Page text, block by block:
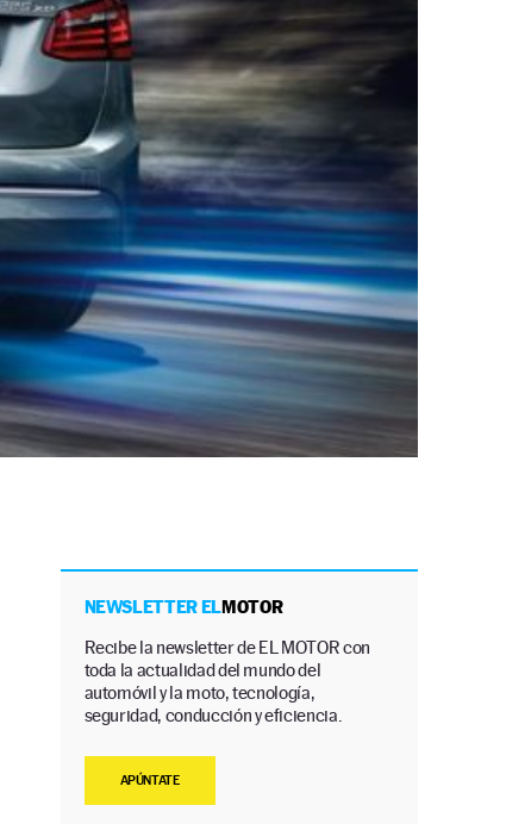
NEWSLETTER ELMOTOR
Recibe la newsletter de EL MOTOR con
toda la actualidad del mundo del
automóvil y la moto, tecnología,
seguridad, conducción y eficiencia.
APÚNTATE